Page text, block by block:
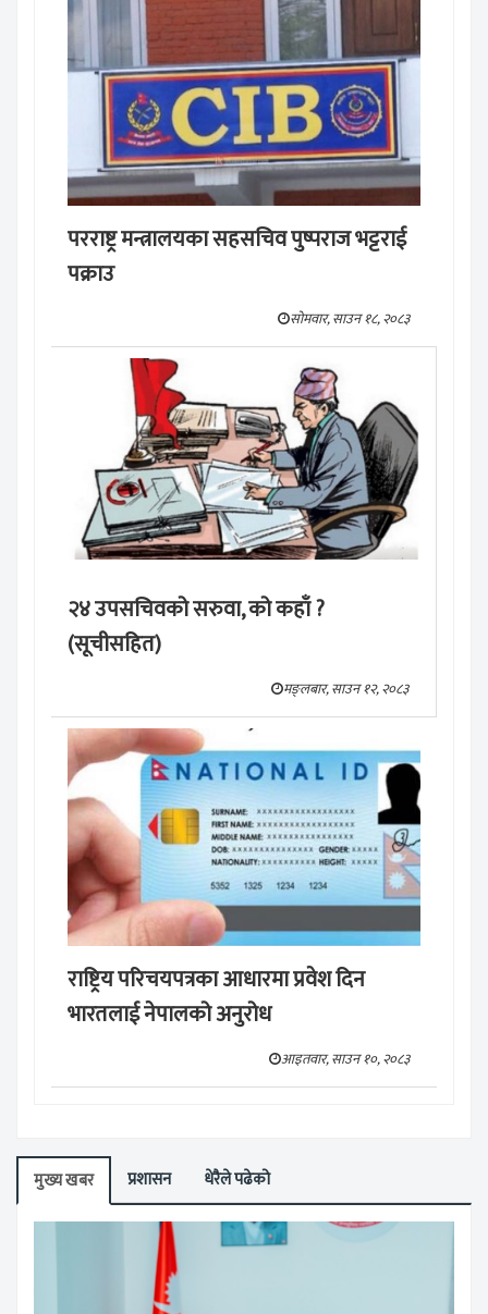
परराष्ट्र मन्त्रालयका सहसचिव पुष्पराज भट्टराई
पक्राउ
सोमवार, साउन १८, २०८३
२४ उपसचिवको सरुवा, को कहाँ ?
(सूचीसहित)
मङ्लबार, साउन १२, २०८३
राष्ट्रिय परिचयपत्रका आधारमा प्रवेश दिन
भारतलाई नेपालको अनुरोध
आइतवार, साउन १०, २०८३
मुख्य खबर प्रशासन धेरैले पढेको